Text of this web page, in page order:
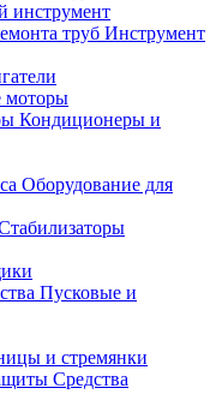
инструмент
Инструмент
моторы
Кондиционеры и
Оборудование для
Пусковые и
и стремянки
Средства